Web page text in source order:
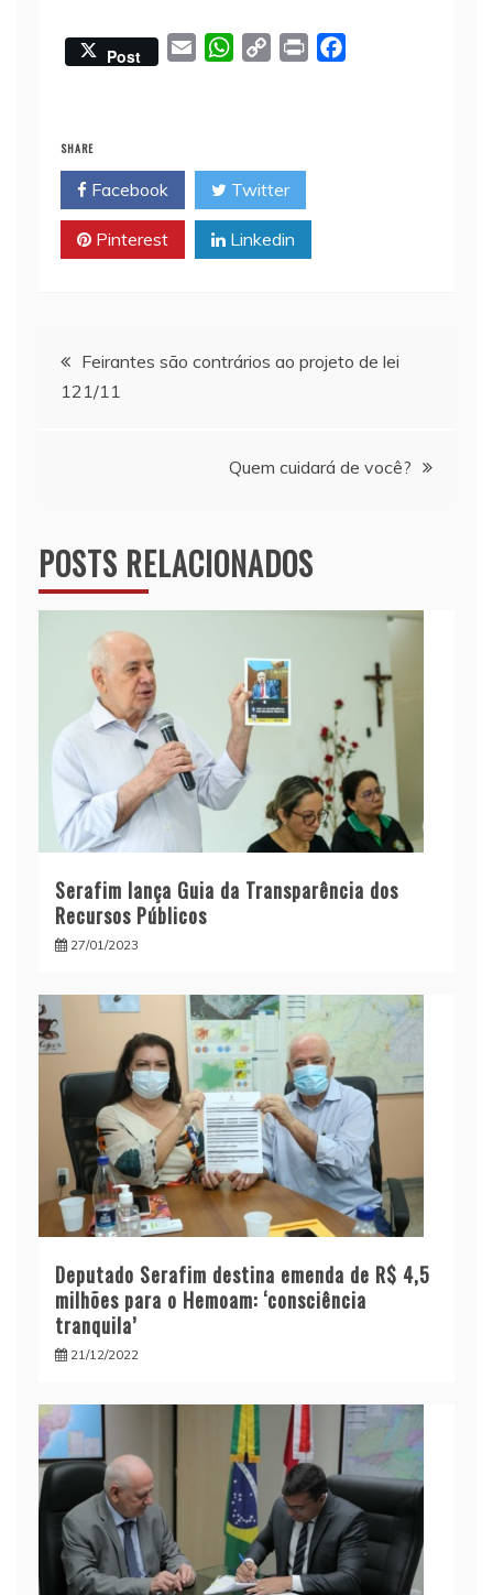
Post
W
A
p
p
i
n
k
SHARE
Facebook Twitter
Pinterest Linkedin
Navegação
de
Feirantes são contrários ao projeto de lei
121/11
Quem cuidará de você?
POSTS RELACIONADOS
Serafim lança Guia da Transparência dos
Recursos Públicos
27/01/2023
Deputado Serafim destina emenda de R$ 4,5
milhões para o Hemoam: ‘consciência
tranquila’
21/12/2022